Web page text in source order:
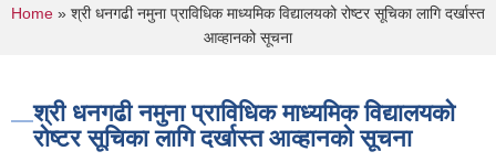
You are here
Home » श्री धनगढी नमुना प्राविधिक माध्यमिक विद्यालयको रोष्टर सूचिका लागि दर्खास्त
आव्हानको सूचना
श्री धनगढी नमुना प्राविधिक माध्यमिक विद्यालयको
रोष्टर सूचिका लागि दर्खास्त आव्हानको सूचना